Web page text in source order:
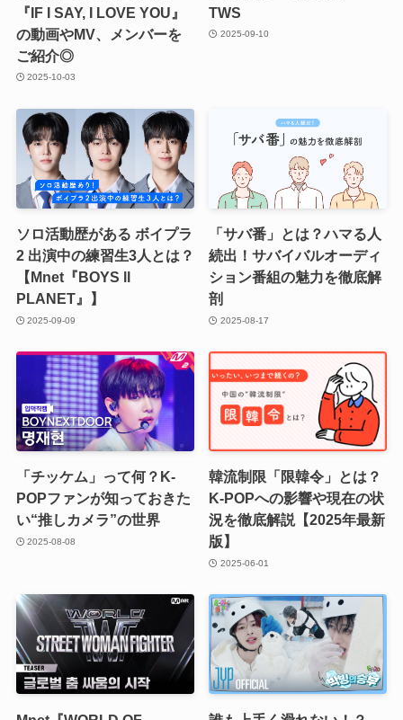
『IF I SAY, I LOVE YOU』
の動画やMV、メンバーを
ご紹介◎
2025-10-03
TWS
2025-09-10
ソロ活動歴がある ボイプラ
2 出演中の練習生3人とは？
【Mnet『BOYS ll
PLANET』】
2025-09-09
「サバ番」とは？ハマる人
続出！サバイバルオーディ
ション番組の魅力を徹底解
剖
2025-08-17
「チッケム」って何？K-
POPファンが知っておきた
い“推しカメラ”の世界
2025-08-08
韓流制限「限韓令」とは？
K-POPへの影響や現在の状
況を徹底解説【2025年最新
版】
2025-06-01